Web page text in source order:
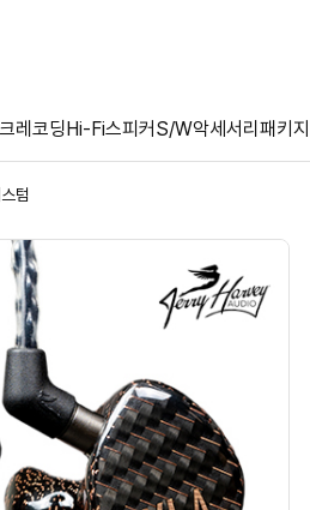
레코딩Hi-Fi스피커S/W악세서리 패키지
텀